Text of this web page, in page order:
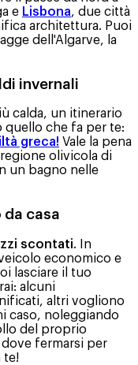
e Lisbona, due città
architettura. Puoi
dell'Algarve, la
invernali
calda, un itinerario
quello che fa per te:
greca! Vale la pena
olivicola di
un bagno nelle
casa
scontati. In
economico e
lasciare il tuo
alcuni
altri vogliono
caso, noleggiando
del proprio
fermarsi per
te!